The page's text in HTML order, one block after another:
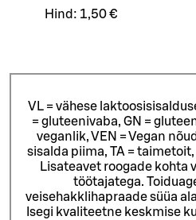
Hind: 1,50 €
VL = vähese
= gluteenivaba, GN =
veganlik, VEN = Vegan
sisalda piima, TA =
Lisateavet roogade kohta
töötajatega.
veisehakklihapraade süüa
Isegi kvaliteetne keskmise